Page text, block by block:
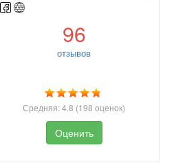
96
отзывов
Средняя:4.8 (198 оценок)
Оценить